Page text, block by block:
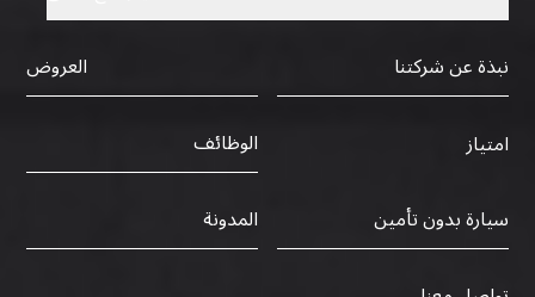
نبذة عن شركتنا
العروض
امتياز
الوظائف
سيارة بدون تأمين
المدونة